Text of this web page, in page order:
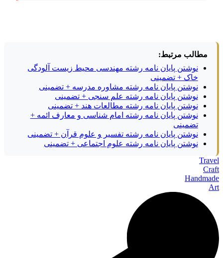
مطالب مرتبط:
نوشتن پایان نامه رشته مهندسی محیط زیست آلودگی
خاک + تضمینی
نوشتن پایان نامه رشته مشاوره مدرسه + تضمینی
نوشتن پایان نامه رشته علم سنجی + تضمینی
نوشتن پایان نامه رشته مطالعات هند + تضمینی
نوشتن پایان نامه رشته امام شناسی و معارف ائمه +
تضمینی
نوشتن پایان نامه رشته تفسیر و علوم قرآن + تضمینی
نوشتن پایان نامه رشته علوم اجتماعی + تضمینی
Travel
Craft
Handmade
Art